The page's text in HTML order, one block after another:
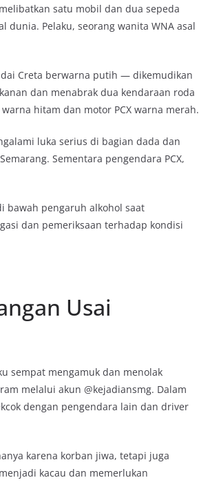
satu mobil dan dua sepeda
Pelaku, seorang wanita WNA asal
Creta berwarna putih — dikemudikan
dan menabrak dua kendaraan roda
hitam dan motor PCX warna merah.
luka serius di bagian dada dan
Sementara pengendara PCX,
bawah pengaruh alkohol saat
dan pemeriksaan terhadap kondisi
Usai
sempat mengamuk dan menolak
melalui akun @kejadiansmg. Dalam
dengan pengendara lain dan driver
karena korban jiwa, tetapi juga
kacau dan memerlukan